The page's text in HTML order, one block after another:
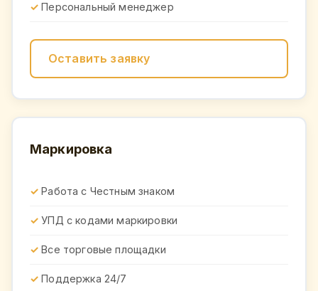
Персональный менеджер
Оставить заявку
Маркировка
Работа с Честным знаком
УПД с кодами маркировки
Все торговые площадки
Поддержка 24/7